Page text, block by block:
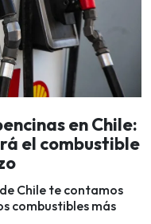
en Chile:
el combustible
Chile te contamos
combustibles más